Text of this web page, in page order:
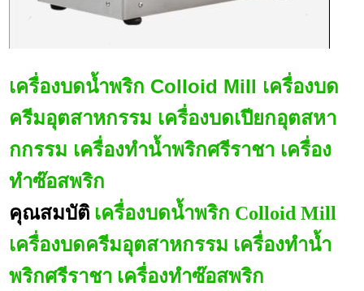
เครื่องบดน้ำพริก Colloid Mill เครื่องบด
ครีมอุตสาหกรรม เครื่องบดเปียกอุตสหา
กกรรม เครื่องทำน้ำพริกศรีราชา เครื่อง
ทำซ๊อสพริก
คุณสมบัติ เครื่องบดน้ำพริก Colloid Mill
เครื่องบดครีมอุตสาหกรรม เครื่องทำน้ำ
พริกศรีราชา เครื่องทำซ๊อสพริก